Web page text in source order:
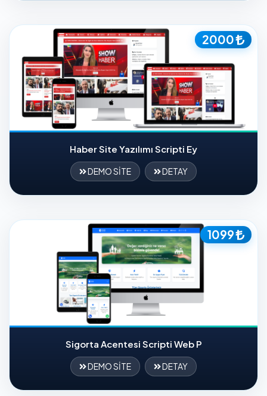
2000
Haber Site Yazılımı Scripti Ey
DEMO SİTE DETAY
1099
Sigorta Acentesi Scripti Web P
DEMO SİTE DETAY